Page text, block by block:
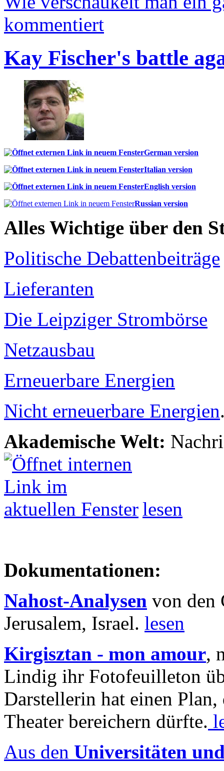
kommentiert
Kay Fischer's battle
German version
Italian version
English version
Russian version
Alles Wichtige über den
Politische Debattenbeiträge
Lieferanten
Die Leipziger Strombörse
Netzausbau
Erneuerbare Energien
Nicht erneuerbare Energien
Akademische Welt:
lesen
Dokumentationen:
Nahost-Analysen von den
Jerusalem, Israel. lesen
Kirgisztan - mon amour,
Lindig ihr Fotofeuilleton
Darstellerin hat einen Plan,
Theater bereichern dürfte.
Aus den Universitäten